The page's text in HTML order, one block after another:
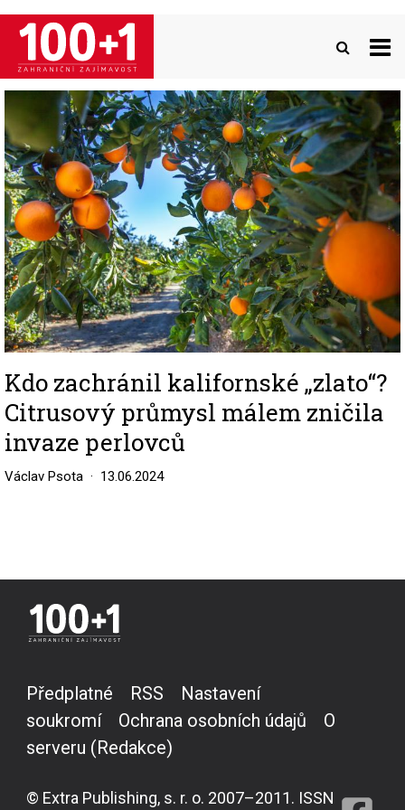
Přejít
hlavnímu
obsahu
Image
Kdo zachránil kalifornské „zlato“?
Citrusový průmysl málem zničila
invaze perlovců
Václav Psota 13.06.2024
Předplatné RSS
Nastavení
soukromí
Ochrana osobních údajů
O
serveru (Redakce)
© Extra Publishing, s. r. o. 2007–2011. ISSN